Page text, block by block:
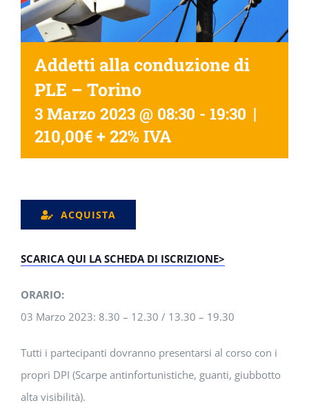
Addetti alla conduzione di
PLE – Torino
3 Marzo 2023 @ 08:30 - 19:30 |
210,00€ + 22% IVA
ACQUISTA
SCARICA QUI LA SCHEDA DI ISCRIZIONE>
ORARIO:
03 Marzo 2023: 8.30 – 12.30 / 13.30 – 19.30
Tutti i partecipanti dovranno presentarsi al corso con i
propri DPI (Scarpe antinfortunistiche, guanti, giubbotto
alta visibilità).